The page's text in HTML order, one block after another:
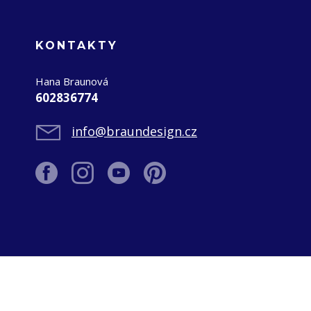
KONTAKTY
Hana Braunová
602836774
info@braundesign.cz